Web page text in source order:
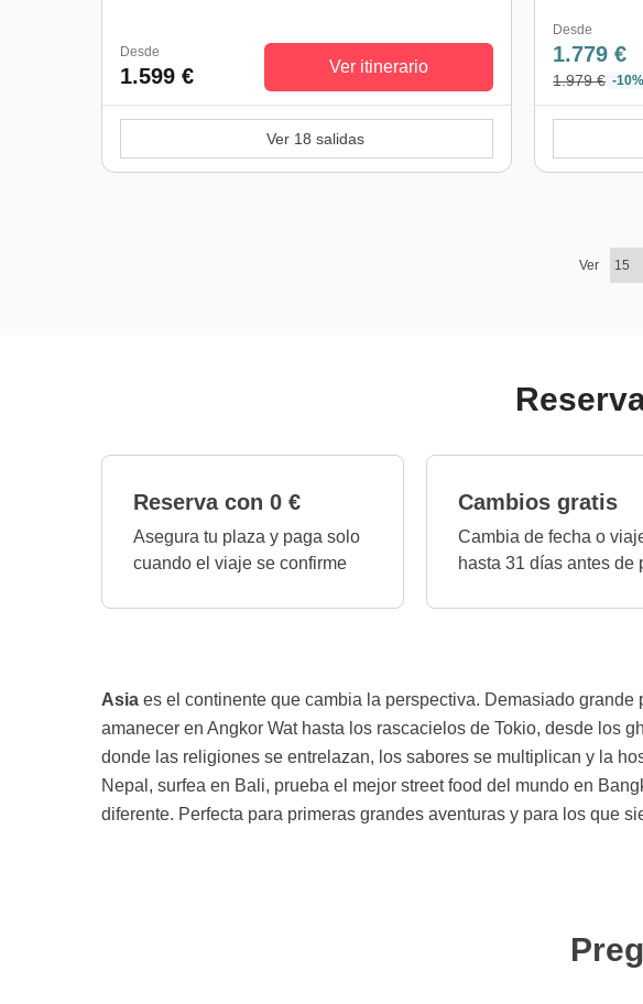
Desde
1.599 € Ver itinerario
Ver 18 salidas
Desde
1.779 €
1.979 € -10%
Ver
Reserva con 0 €
Asegura tu plaza y paga solo
cuando el viaje se confirme
Cambios gratis
Cambia de fecha o
hasta 31 días antes de
Asia es el continente que cambia la perspectiva. Demasiado
amanecer en Angkor Wat hasta los rascacielos de Tokio, desde los
donde las religiones se entrelazan, los sabores se multiplican y la
Nepal, surfea en Bali, prueba el mejor street food del mundo en
diferente. Perfecta para primeras grandes aventuras y para los que